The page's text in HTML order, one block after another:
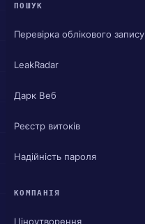
ПОШУК
Перевірка облікового запису
LeakRadar
Дарк Веб
Реєстр витоків
Надійність пароля
КОМПАНІЯ
Ціноутворення